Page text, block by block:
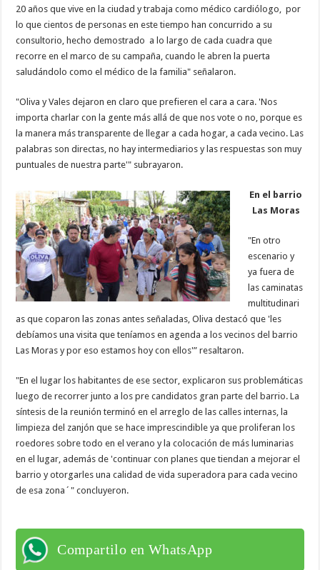
20 años que vive en la ciudad y trabaja como médico cardiólogo, por
lo que cientos de personas en este tiempo han concurrido a su
consultorio, hecho demostrado a lo largo de cada cuadra que
recorre en el marco de su campaña, cuando le abren la puerta
saludándolo como el médico de la familia" señalaron.
"Oliva y Vales dejaron en claro que prefieren el cara a cara. 'Nos
importa charlar con la gente más allá de que nos vote o no, porque es
la manera más transparente de llegar a cada hogar, a cada vecino. Las
palabras son directas, no hay intermediarios y las respuestas son muy
puntuales de nuestra parte'" subrayaron.
En el barrio
Las Moras
"En otro
escenario y
ya fuera de
las caminatas
multitudinari
as que coparon las zonas antes señaladas, Oliva destacó que 'les
debíamos una visita que teníamos en agenda a los vecinos del barrio
Las Moras y por eso estamos hoy con ellos'” resaltaron.
"En el lugar los habitantes de ese sector, explicaron sus problemáticas
luego de recorrer junto a los pre candidatos gran parte del barrio. La
síntesis de la reunión terminó en el arreglo de las calles internas, la
limpieza del zanjón que se hace imprescindible ya que proliferan los
roedores sobre todo en el verano y la colocación de más luminarias
en el lugar, además de 'continuar con planes que tiendan a mejorar el
barrio y otorgarles una calidad de vida superadora para cada vecino
de esa zona´" concluyeron.
Compartilo en WhatsApp